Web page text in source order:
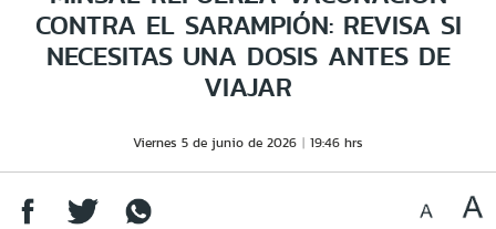
CONTRA EL SARAMPIÓN: REVISA SI
NECESITAS UNA DOSIS ANTES DE
VIAJAR
Viernes 5 de junio de 2026 19:46 hrs